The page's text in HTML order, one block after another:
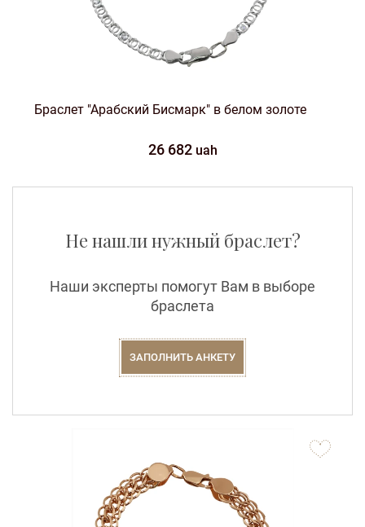
Браслет "Арабский Бисмарк" в белом золоте
26 682 uah
Не нашли нужный браслет?
Наши эксперты помогут Вам в выборе
браслета
ЗАПОЛНИТЬ АНКЕТУ
favorites